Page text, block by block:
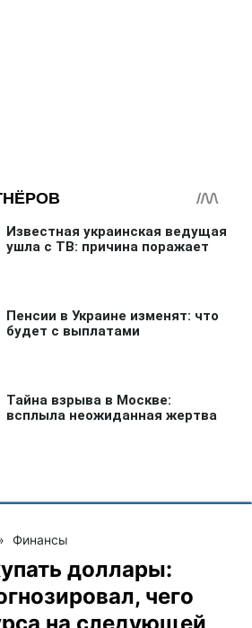
Финансы
доллары:
чего